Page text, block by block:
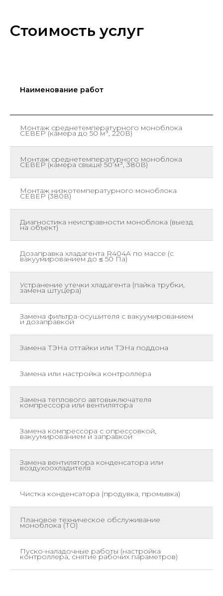
Стоимость услуг
Наименование работ
Монтаж среднетемпературного моноблока
СЕВЕР (камера до 50 м³, 220В)
Монтаж среднетемпературного моноблока
СЕВЕР (камера свыше 50 м³, 380В)
Монтаж низкотемпературного моноблока
СЕВЕР (380В)
Диагностика неисправности моноблока (выезд
на объект)
Дозаправка хладагента R404A по массе (с
вакуумированием до ≤ 50 Па)
Устранение утечки хладагента (пайка трубки,
замена штуцера)
Замена фильтра-осушителя с вакуумированием
и дозаправкой
Замена ТЭНа оттайки или ТЭНа поддона
Замена или настройка контроллера
Замена теплового автовыключателя
компрессора или вентилятора
Замена компрессора с опрессовкой,
вакуумированием и заправкой
Замена вентилятора конденсатора или
воздухоохладителя
Чистка конденсатора (продувка, промывка)
Плановое техническое обслуживание
моноблока (ТО)
Пуско-наладочные работы (настройка
контроллера, снятие рабочих параметров)